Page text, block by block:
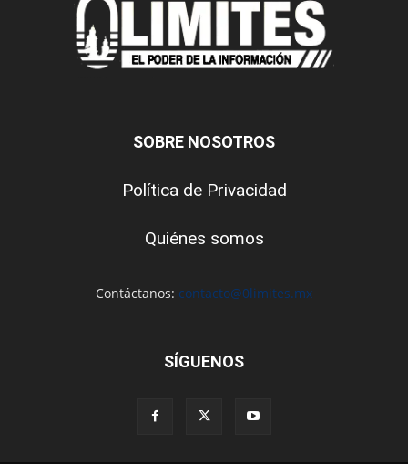
SOBRE NOSOTROS
Política de Privacidad
Quiénes somos
Contáctanos: contacto@0limites.mx
SÍGUENOS